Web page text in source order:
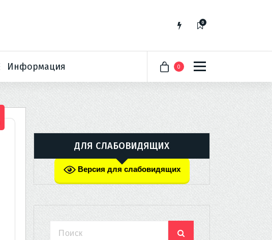
0
Информация 0
ДЛЯ СЛАБОВИДЯЩИХ
Версия для слабовидящих